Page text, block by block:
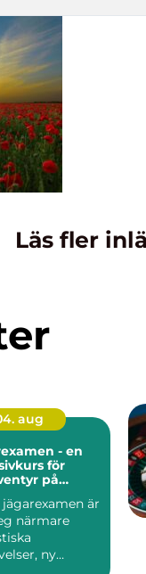
Läs fler
aug
- en
för
på
är
närmare
ny